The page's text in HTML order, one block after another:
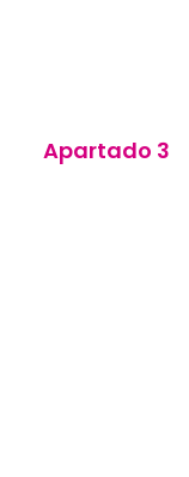
Apartado 3